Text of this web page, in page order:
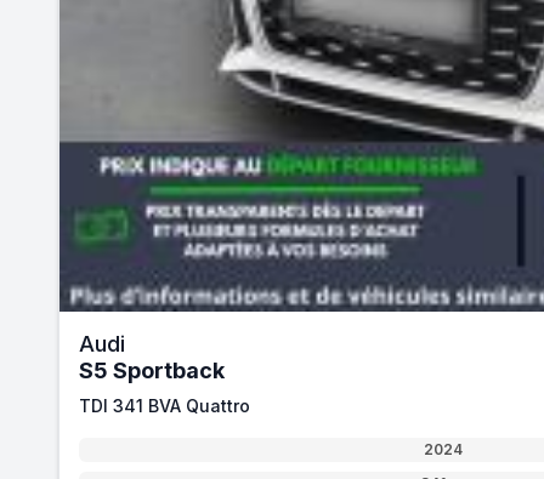
Audi
S5 Sportback
TDI 341 BVA Quattro
2024